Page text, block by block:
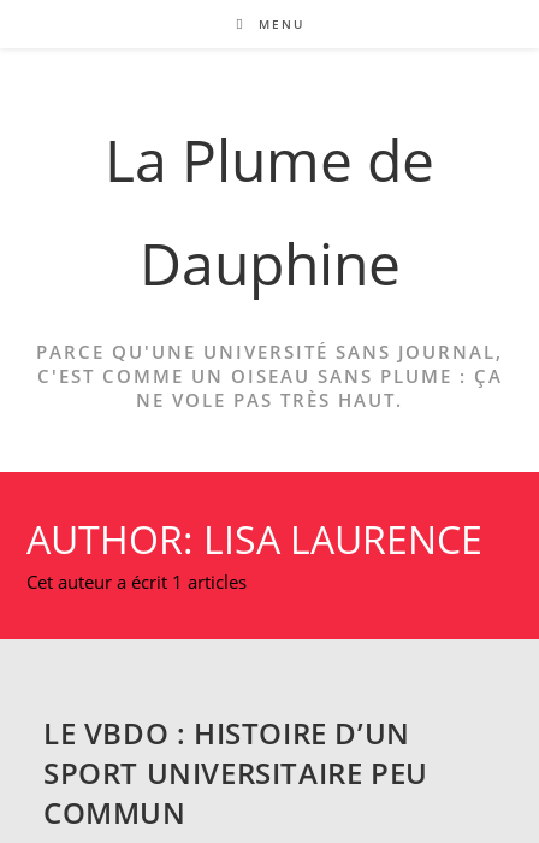
MENU
La Plume de
Dauphine
PARCE QU'UNE UNIVERSITÉ SANS JOURNAL,
C'EST COMME UN OISEAU SANS PLUME : ÇA
NE VOLE PAS TRÈS HAUT.
AUTHOR: LISA LAURENCE
Cet auteur a écrit 1 articles
LE VBDO : HISTOIRE D’UN
SPORT UNIVERSITAIRE PEU
COMMUN